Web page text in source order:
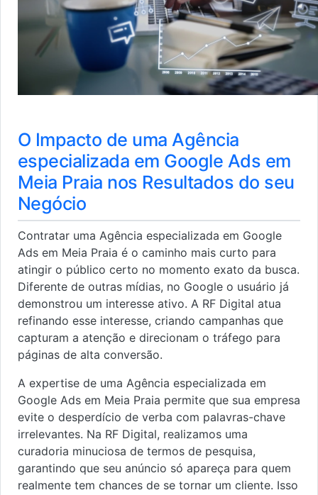
O Impacto de uma Agência
especializada em Google Ads em
Meia Praia nos Resultados do seu
Negócio
Contratar uma Agência especializada em Google
Ads em Meia Praia é o caminho mais curto para
atingir o público certo no momento exato da busca.
Diferente de outras mídias, no Google o usuário já
demonstrou um interesse ativo. A RF Digital atua
refinando esse interesse, criando campanhas que
capturam a atenção e direcionam o tráfego para
páginas de alta conversão.
A expertise de uma Agência especializada em
Google Ads em Meia Praia permite que sua empresa
evite o desperdício de verba com palavras-chave
irrelevantes. Na RF Digital, realizamos uma
curadoria minuciosa de termos de pesquisa,
garantindo que seu anúncio só apareça para quem
realmente tem chances de se tornar um cliente. Isso